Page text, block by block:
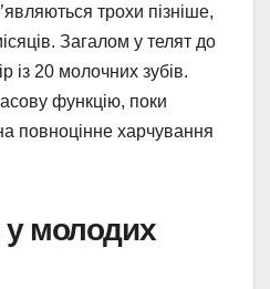
трохи пізніше,
Загалом у телят до
із 20 молочних зубів.
функцію, поки
повноцінне харчування
у молодих